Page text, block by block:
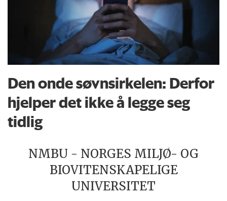
Den onde søvnsirkelen: Derfor
hjelper det ikke å legge seg
tidlig
NMBU - NORGES MILJØ- OG
BIOVITENSKAPELIGE
UNIVERSITET